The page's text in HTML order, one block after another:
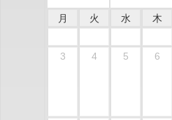
月 火 水 木
3
4 5 6